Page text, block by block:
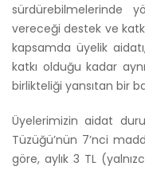
sürdürebilmelerinde
vereceği destek ve
kapsamda üyelik
katkı olduğu kadar
birlikteliği yansıtan bir
Üyelerimizin aidat
Tüzüğü’nün 7’nci
göre, aylık 3 TL